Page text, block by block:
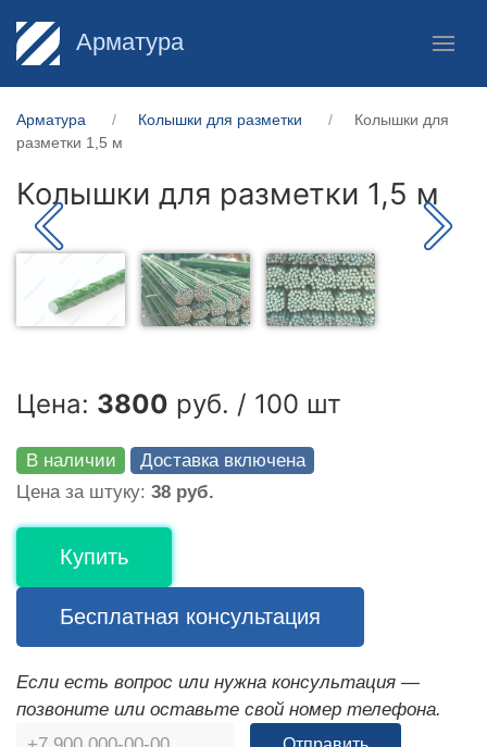
Арматура
Арматура Колышки для разметки
Колышки для
разметки 1,5 м
Колышки для разметки 1,5 м
Цена: 3800 руб. / 100 шт
В наличии
Доставка включена
Цена за штуку: 38 руб.
Купить
Бесплатная консультация
Если есть вопрос или нужна консультация —
позвоните или оставьте свой номер телефона.